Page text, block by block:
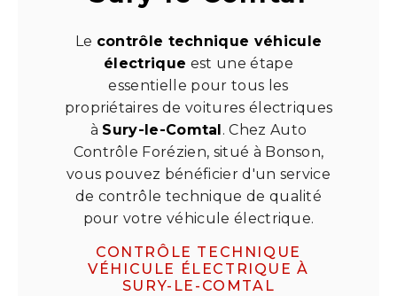
Le contrôle technique véhicule
électrique est une étape
essentielle pour tous les
propriétaires de voitures électriques
à Sury-le-Comtal . Chez Auto
Contrôle Forézien, situé à Bonson,
vous pouvez bénéficier d'un service
de contrôle technique de qualité
pour votre véhicule électrique.
CONTRÔLE TECHNIQUE
VÉHICULE ÉLECTRIQUE À
SURY-LE-COMTAL